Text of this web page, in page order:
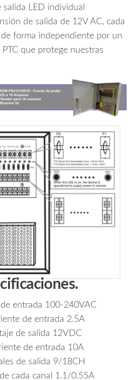
LED individual
de salida de 12V AC, cada
forma independiente por un
que protege nuestras
entrada 100-240VAC
de entrada 2.5A
de salida 12VDC
de entrada 10A
de salida 9/18CH
cada canal 1.1/0.55A